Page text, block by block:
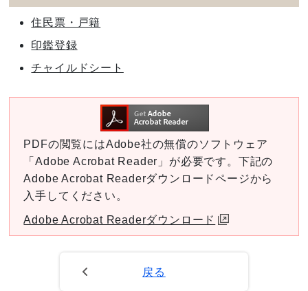
住民票・戸籍
印鑑登録
チャイルドシート
PDFの閲覧にはAdobe社の無償のソフトウェア
「Adobe Acrobat Reader」が必要です。下記の
Adobe Acrobat Readerダウンロードページから
入手してください。
Adobe Acrobat Readerダウンロード
戻る